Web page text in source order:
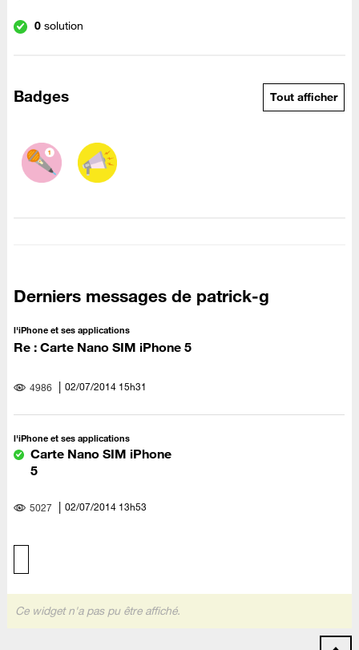
0 solution
Badges Tout afficher
Derniers messages de patrick-g
l'iPhone et ses applications
Re : Carte Nano SIM iPhone 5
4986 ‎02/07/2014 15h31
l'iPhone et ses applications
Carte Nano SIM iPhone
5
5027 ‎02/07/2014 13h53
Ce widget n'a pas pu être affiché.